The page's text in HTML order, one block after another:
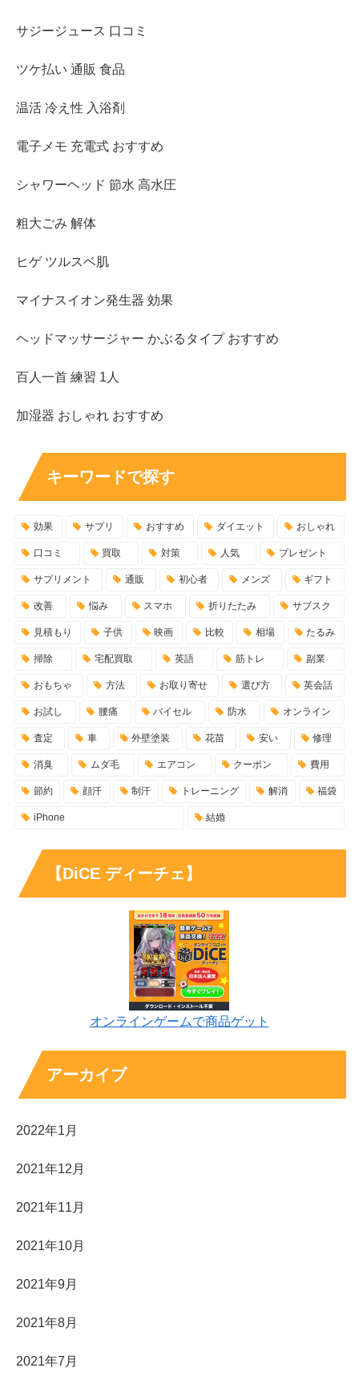
サジージュース 口コミ
ツケ払い 通販 食品
温活 冷え性 入浴剤
電子メモ 充電式 おすすめ
シャワーヘッド 節水 高水圧
粗大ごみ 解体
ヒゲ ツルスベ肌
マイナスイオン発生器 効果
ヘッドマッサージャー かぶるタイプ おすすめ
百人一首 練習 1人
加湿器 おしゃれ おすすめ
キーワードで探す
効果 サプリ おすすめ ダイエット おしゃれ
口コミ 買取 対策 人気 プレゼント
サプリメント 通販 初心者 メンズ ギフト
改善 悩み スマホ 折りたたみ サブスク
見積もり 子供 映画 比較 相場 たるみ
掃除 宅配買取 英語 筋トレ 副業
おもちゃ 方法 お取り寄せ 選び方 英会話
お試し 腰痛 バイセル 防水 オンライン
査定 車 外壁塗装 花苗 安い 修理
消臭 ムダ毛 エアコン クーポン 費用
節約 顔汗 制汗 トレーニング 解消 福袋
iPhone 結婚
【DiCE ディーチェ】
オンラインゲームで商品ゲット
アーカイブ
2022年1月
2021年12月
2021年11月
2021年10月
2021年9月
2021年8月
2021年7月